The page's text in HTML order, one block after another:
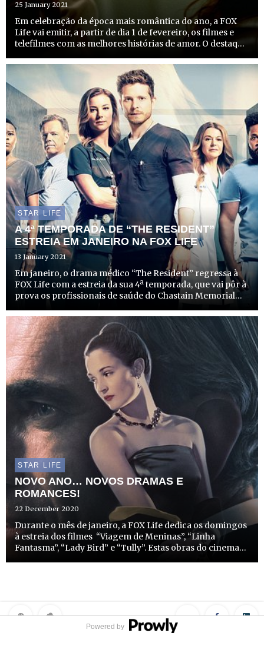
25 January 2021
Em celebração da época mais romântica do ano, a FOX
Life vai emitir, a partir de dia 1 de fevereiro, os filmes e
telefilmes com as melhores histórias de amor. O destaque
Namorados, dia 14, uma aclamada obra prima cinemat...
STAR LIFE
A 4ª TEMPORADA DE “THE RESIDENT”
ESTREIA EM JANEIRO NA FOX LIFE
13 January 2021
Em janeiro, o drama médico “The Resident” regressa à
FOX Life com a estreia da sua 4ª temporada, que vai pôr à
prova os profissionais de saúde do Chastain Memorial
nunca imaginaram.
STAR LIFE
NOVO ANO… NOVOS DRAMAS E
ROMANCES!
22 December 2020
Durante o mês de janeiro, a FOX Life dedica os domingos
à estreia dos filmes “Viagem de Meninas”, “Linha
Fantasma”, “Lady Bird” e “Tully”. Estas obras do cinema
Powered by